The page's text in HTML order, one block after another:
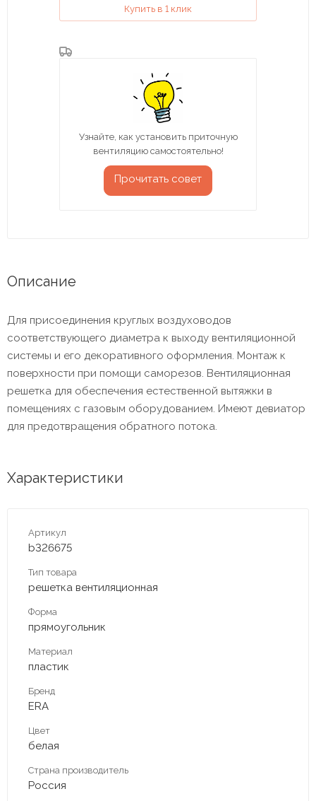
Купить в 1 клик
Узнайте, как установить приточную
вентиляцию самостоятельно!
Прочитать совет
Описание
Для присоединения круглых воздуховодов
соответствующего диаметра к выходу вентиляционной
системы и его декоративного оформления. Монтаж к
поверхности при помощи саморезов. Вентиляционная
решетка для обеспечения естественной вытяжки в
помещениях с газовым оборудованием. Имеют девиатор
для предотвращения обратного потока.
Характеристики
Артикул
b326675
Тип товара
решетка вентиляционная
Форма
прямоугольник
Материал
пластик
Бренд
ERA
Цвет
белая
Страна производитель
Россия